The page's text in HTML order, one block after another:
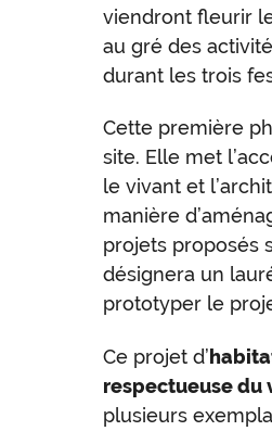
viendront fleurir
au gré des
durant les trois
Cette première
site. Elle met
le vivant et
manière
projets proposés
désignera un
prototyper le
Ce projet d’
respectueuse du
plusieurs